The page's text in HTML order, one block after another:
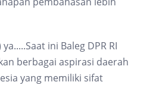
ini Baleg DPR RI
berbagai aspirasi daerah
yang memiliki sifat